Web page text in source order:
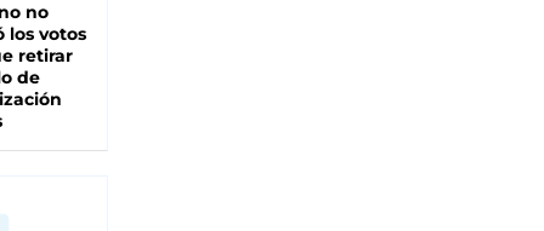
no
los votos
retirar
de